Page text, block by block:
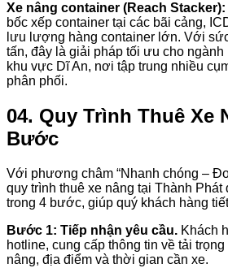
Xe nâng container (Reach Stacker):
bốc xếp container tại các bãi cảng,
lưu lượng hàng container lớn. Với
tấn, đây là giải pháp tối ưu cho
khu vực Dĩ An, nơi tập trung nhiều
phân phối.
04. Quy Trình Thuê Xe
Bước
Với phương châm “Nhanh chóng –
quy trình thuê xe nâng tại Thành
trong 4 bước, giúp quý khách hàng
Bước 1: Tiếp nhận yêu cầu. Khách
hotline, cung cấp thông tin về tải
nâng, địa điểm và thời gian cần xe.